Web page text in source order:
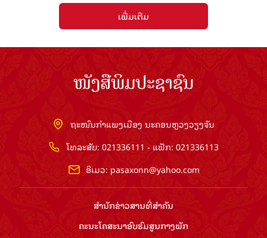
ເພີ່ມເຕີມ
ໜັງສືພິມປະຊາຊົນ
ຖະໜົນກຳແພງເມືອງ ນະຄອນຫຼວງວຽງຈັນ
ໂທລະສັບ: 021336111 - ແຟັກ: 021336113
ອີເມວ: pasaxonn@yahoo.com
ສຳ​ນັກ​ຂ່າວ​ສານ​ທີ່​ສຳ​ຄັນ​
ຄະນະໂຄສະນາອົບຮົມ​ສູນ​ກາງ​ພັກ